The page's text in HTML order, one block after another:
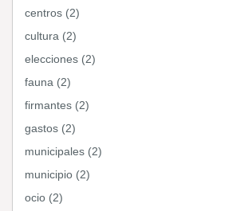
centros (2)
cultura (2)
elecciones (2)
fauna (2)
firmantes (2)
gastos (2)
municipales (2)
municipio (2)
ocio (2)